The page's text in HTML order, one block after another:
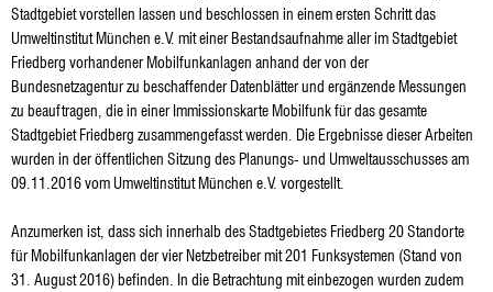
Stadtgebiet vorstellen lassen und beschlossen in einem ersten Schritt das
Umweltinstitut München e.V. mit einer Bestandsaufnahme aller im Stadtgebiet
Friedberg vorhandener Mobilfunkanlagen anhand der von der
Bundesnetzagentur zu beschaffender Datenblätter und ergänzende Messungen
zu beauftragen, die in einer Immissionskarte Mobilfunk für das gesamte
Stadtgebiet Friedberg zusammengefasst werden. Die Ergebnisse dieser Arbeiten
wurden in der öffentlichen Sitzung des Planungs- und Umweltausschusses am
09.11.2016 vom Umweltinstitut München e.V. vorgestellt.
Anzumerken ist, dass sich innerhalb des Stadtgebietes Friedberg 20 Standorte
für Mobilfunkanlagen der vier Netzbetreiber mit 201 Funksystemen (Stand von
31. August 2016) befinden. In die Betrachtung mit einbezogen wurden zudem